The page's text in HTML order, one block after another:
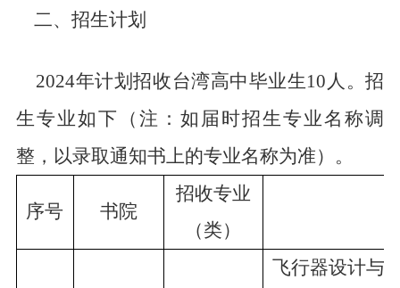
二、招生计划
2024年计划招收台湾高中毕业生10人。招
生专业如下（注：如届时招生专业名称调
整，以录取通知书上的专业名称为准）。
序号 书院
招收专业
（类）
飞行器设计与